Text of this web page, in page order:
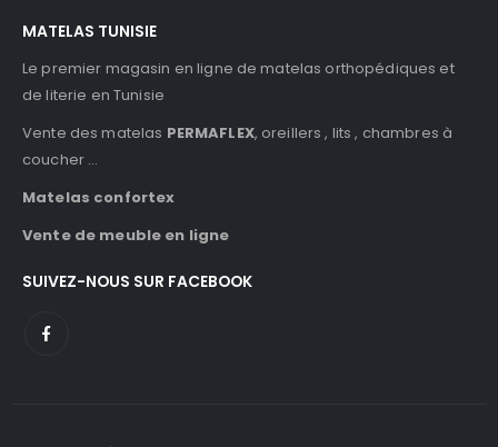
MATELAS TUNISIE
Le premier magasin en ligne de matelas orthopédiques et
de literie en Tunisie
Vente des matelas PERMAFLEX, oreillers , lits , chambres à
coucher …
Matelas confortex
Vente de meuble en ligne
SUIVEZ-NOUS SUR FACEBOOK